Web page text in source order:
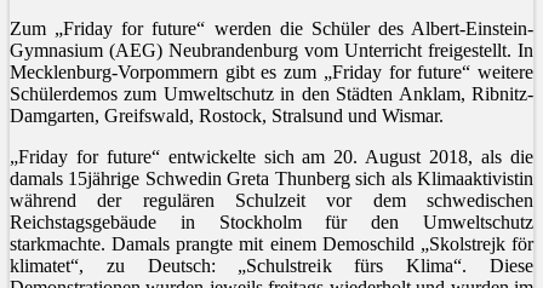
Zum „Friday for future“ werden die Schüler des Albert-Einstein-
Gymnasium (AEG) Neubrandenburg vom Unterricht freigestellt. In
Mecklenburg-Vorpommern gibt es zum „Friday for future“ weitere
Schülerdemos zum Umweltschutz in den Städten Anklam, Ribnitz-
Damgarten, Greifswald, Rostock, Stralsund und Wismar.
„Friday for future“ entwickelte sich am 20. August 2018, als die
damals 15jährige Schwedin Greta Thunberg sich als Klimaaktivistin
während der regulären Schulzeit vor dem schwedischen
Reichstagsgebäude in Stockholm für den Umweltschutz
starkmachte. Damals prangte mit einem Demoschild „Skolstrejk för
klimatet“, zu Deutsch: „Schulstreik fürs Klima“. Diese